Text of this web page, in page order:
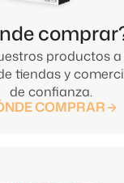
productos a
tiendas y
de confianza.
COMPRAR